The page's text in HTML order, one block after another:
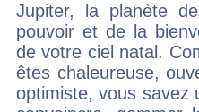
Jupiter, la planète
pouvoir et de la
de votre ciel natal.
êtes chaleureuse,
optimiste, vous savez